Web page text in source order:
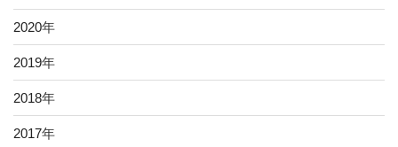
2020年
2019年
2018年
2017年